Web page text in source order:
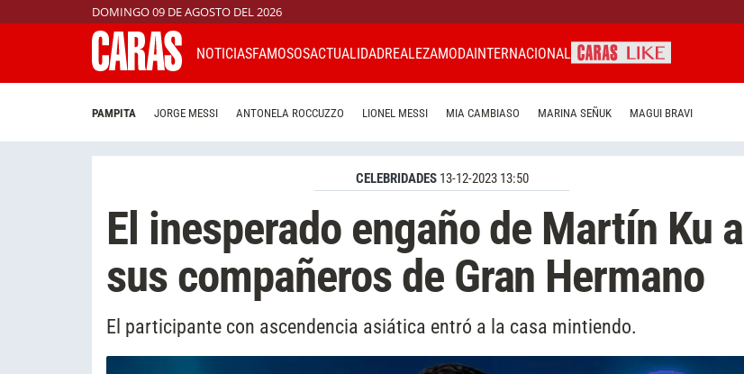
DOMINGO 09 DE AGOSTO DEL 2026
NOTICIASFAMOSOSACTUALIDADREALEZAMODAINTERNACIONAL
PAMPITA JORGE MESSI ANTONELA ROCCUZZO LIONEL MESSI MIA CAMBIASO MARINA SEÑUK MAGUI BRAVI
CELEBRIDADES 13-12-2023 13:50
El inesperado engaño de Martín Ku a
sus compañeros de Gran Hermano
El participante con ascendencia asiática entró a la casa mintiendo.